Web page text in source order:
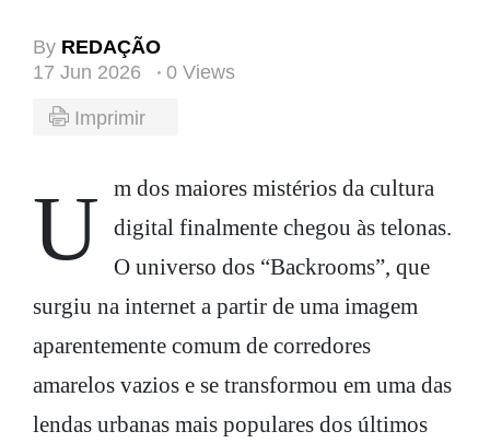
By REDAÇÃO
17 Jun 2026
0 Views
Imprimir
Um dos maiores mistérios da cultura
digital finalmente chegou às telonas.
O universo dos “Backrooms”, que
surgiu na internet a partir de uma imagem
aparentemente comum de corredores
amarelos vazios e se transformou em uma das
lendas urbanas mais populares dos últimos